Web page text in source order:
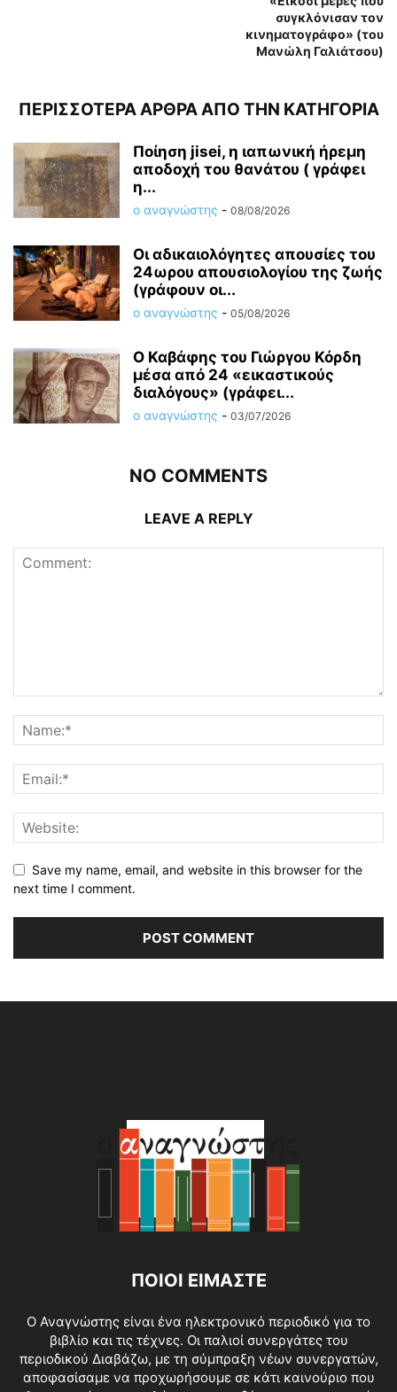
συγκλόνισαν τον
κινηματογράφο» (του
Μανώλη Γαλιάτσου)
ΠΕΡΙΣΣΟΤΕΡΑ ΑΡΘΡΑ ΑΠΟ ΤΗΝ ΚΑΤΗΓΟΡΙΑ
Ποίηση jisei, η ιαπωνική ήρεμη
αποδοχή του θανάτου ( γράφει
η...
ο αναγνώστης - 08/08/2026
Οι αδικαιολόγητες απουσίες του
24ωρου απουσιολογίου της ζωής
(γράφουν οι...
ο αναγνώστης - 05/08/2026
Ο Καβάφης του Γιώργου Κόρδη
μέσα από 24 «εικαστικούς
διαλόγους» (γράφει...
ο αναγνώστης - 03/07/2026
NO COMMENTS
LEAVE A REPLY
Save my name, email, and website in this browser for the
next time I comment.
ΠΟΙΟΙ ΕΙΜΑΣΤΕ
O Αναγνώστης είναι ένα ηλεκτρονικό περιοδικό για το
βιβλίο και τις τέχνες. Οι παλιοί συνεργάτες του
περιοδικού Διαβάζω, με τη σύμπραξη νέων συνεργατών,
αποφασίσαμε να προχωρήσουμε σε κάτι καινούριο που